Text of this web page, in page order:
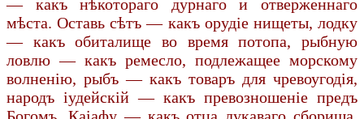
— какъ нѣкотораго дурнаго и отверженнаго
мѣста. Оставь сѣтъ — какъ орудіе нищеты, лодку
— какъ обиталище во время потопа, рыбную
ловлю — какъ ремесло, подлежащее морскому
волненію, рыбъ — какъ товаръ для чревоугодія,
народъ іудейскій — какъ превозношеніе предъ